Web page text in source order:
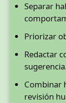
Separar
Priorizar
Redactar
Combinar
revisión